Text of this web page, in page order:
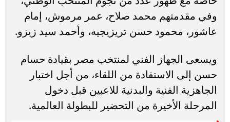
وفي مقدمتهم محمد صلاح، عمر مرموش، إمام
عاشور، محمود حسن تريزيجيه، وأحمد سيد زيزو.
ويسعى الجهاز الفني لمنتخب مصر بقيادة حسام
حسن إلى الاستفادة من اللقاء، من أجل اختبار
الجاهزية الفنية والبدنية للاعبين قبل دخول
المرحلة الأخيرة من التحضير للبطولة العالمية.